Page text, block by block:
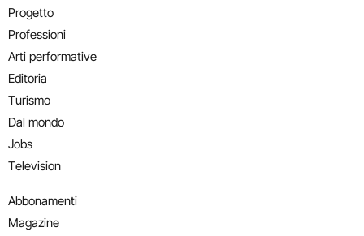
Progetto
Professioni
Arti performative
Editoria
Turismo
Dal mondo
Jobs
Television
Abbonamenti
Magazine